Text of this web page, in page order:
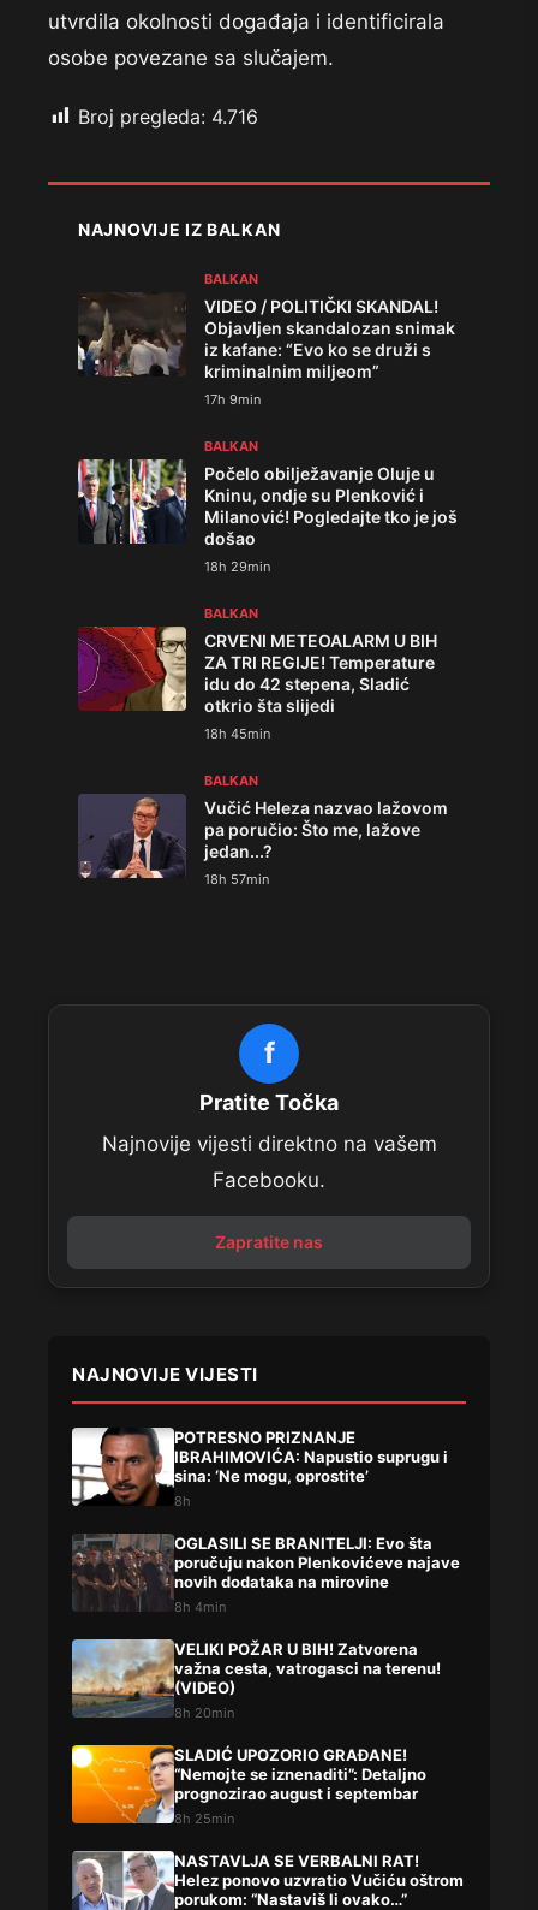
utvrdila okolnosti događaja i identificirala
osobe povezane sa slučajem.
Broj pregleda: 4.716
NAJNOVIJE IZ BALKAN
BALKAN
VIDEO / POLITIČKI SKANDAL!
Objavljen skandalozan snimak
iz kafane: “Evo ko se druži s
kriminalnim miljeom”
17h 9min
BALKAN
Počelo obilježavanje Oluje u
Kninu, ondje su Plenković i
Milanović! Pogledajte tko je još
došao
18h 29min
BALKAN
CRVENI METEOALARM U BIH
ZA TRI REGIJE! Temperature
idu do 42 stepena, Sladić
otkrio šta slijedi
18h 45min
BALKAN
Vučić Heleza nazvao lažovom
pa poručio: Što me, lažove
jedan...?
18h 57min
f
Pratite Točka
Najnovije vijesti direktno na vašem
Facebooku.
Zapratite nas
NAJNOVIJE VIJESTI
POTRESNO PRIZNANJE
IBRAHIMOVIĆA: Napustio suprugu i
sina: ‘Ne mogu, oprostite’
8h
OGLASILI SE BRANITELJI: Evo šta
poručuju nakon Plenkovićeve najave
novih dodataka na mirovine
8h 4min
VELIKI POŽAR U BIH! Zatvorena
važna cesta, vatrogasci na terenu!
(VIDEO)
8h 20min
SLADIĆ UPOZORIO GRAĐANE!
“Nemojte se iznenaditi”: Detaljno
prognozirao august i septembar
8h 25min
NASTAVLJA SE VERBALNI RAT!
Helez ponovo uzvratio Vučiću oštrom
porukom: “Nastaviš li ovako…”